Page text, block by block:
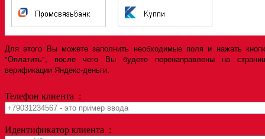
Для этого Вы можете заполнить необходимые поля и нажать
"Оплатить", после чего Вы будете перенаправлены на
верификации Яндекс-деньги.
Телефон клиента*:
Идентификатор клиента*: